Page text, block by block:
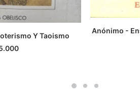
CARRITO
Y Taoismo
Anónimo -